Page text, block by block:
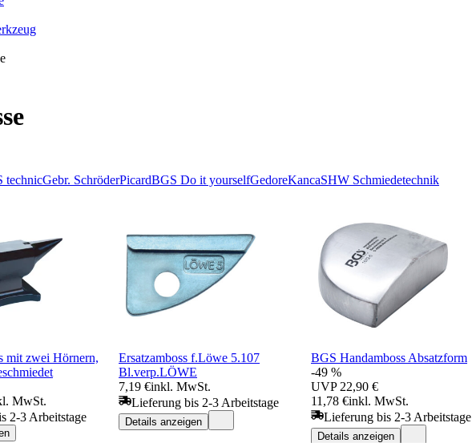
technicGebr. SchröderPicardBGS Do it yourselfGedoreKancaSHW Schmiedetechnik
mit zwei Hörnern,
MwSt.
2-3 Arbeitstage
Ersatzamboss f.Löwe 5.107
Bl.verp.LÖWE
7,19 €inkl. MwSt.
Lieferung bis 2-3 Arbeitstage
Details anzeigen
BGS Handamboss Absatzform
-49 %
UVP 22,90 €
11,78 €inkl. MwSt.
Lieferung bis 2-3 Arbeitstage
Details anzeigen